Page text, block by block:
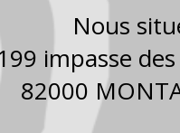
Nous
impasse
82000